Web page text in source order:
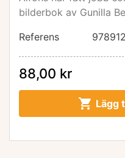
bilderbok av Gunilla
Referens
88,00 kr
 Lägg